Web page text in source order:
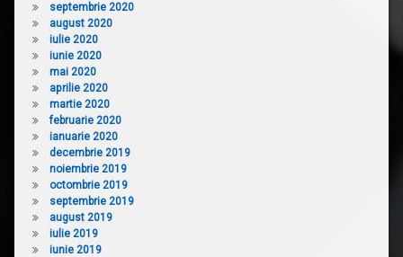
septembrie 2020
august 2020
iulie 2020
iunie 2020
mai 2020
aprilie 2020
martie 2020
februarie 2020
ianuarie 2020
decembrie 2019
noiembrie 2019
octombrie 2019
septembrie 2019
august 2019
iulie 2019
iunie 2019